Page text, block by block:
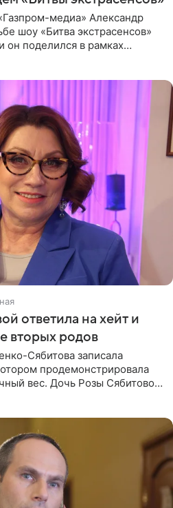
медиа» Александр
шоу «Битва экстрасенсов»
поделился в рамках
ответила на хейт и
вторых родов
Сябитова записала
продемонстрировала
вес. Дочь Розы Сябитовой